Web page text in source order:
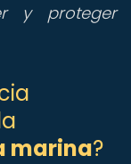
y proteger
marina?